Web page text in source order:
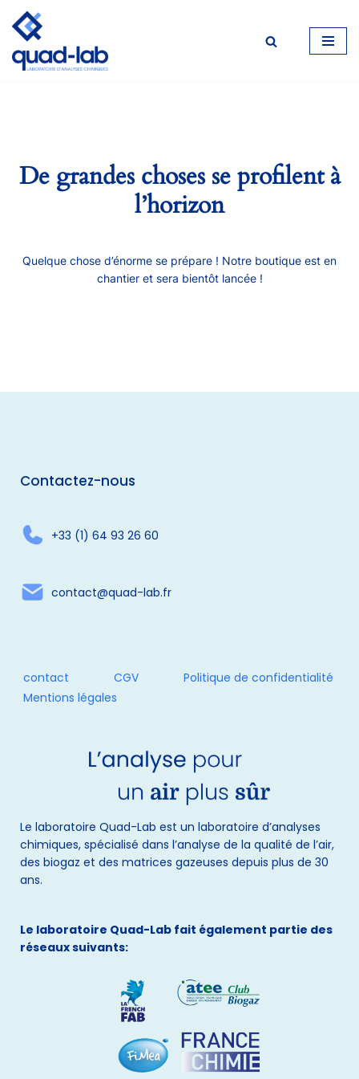
Aller
au
De grandes choses se profilent à
l’horizon
Quelque chose d’énorme se prépare ! Notre boutique est en
chantier et sera bientôt lancée !
Contactez-nous
+33 (1) 64 93 26 60
contact@quad-lab.fr
contact CGV
Politique de confidentialité
Mentions légales
Le laboratoire Quad-Lab est un laboratoire d’analyses
chimiques, spécialisé dans l’analyse de la qualité de l’air,
des biogaz et des matrices gazeuses depuis plus de 30
ans.
Le laboratoire Quad-Lab fait également partie des
réseaux suivants: